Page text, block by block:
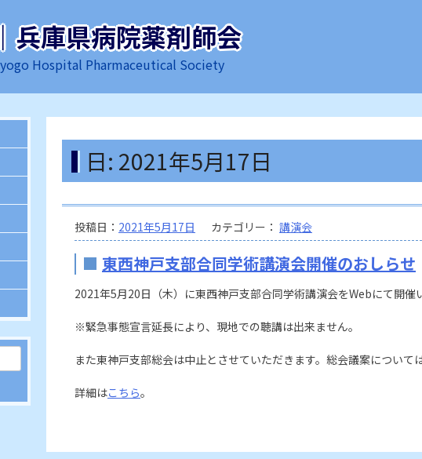
兵庫県病院薬剤師会
Hospital Pharmaceutical Society
日: 2021年5月17日
投稿日： 2021年5月17日 カテゴリー： 講演会
東西神戸支部合同学術講演会開催のおしらせ
2021年5月20日（木）に東西神戸支部合同学術講演会をWebにて開催
※緊急事態宣言延長により、現地での聴講は出来ません。
また東神戸支部総会は中止とさせていただきます。総会議案について
詳細はこちら。